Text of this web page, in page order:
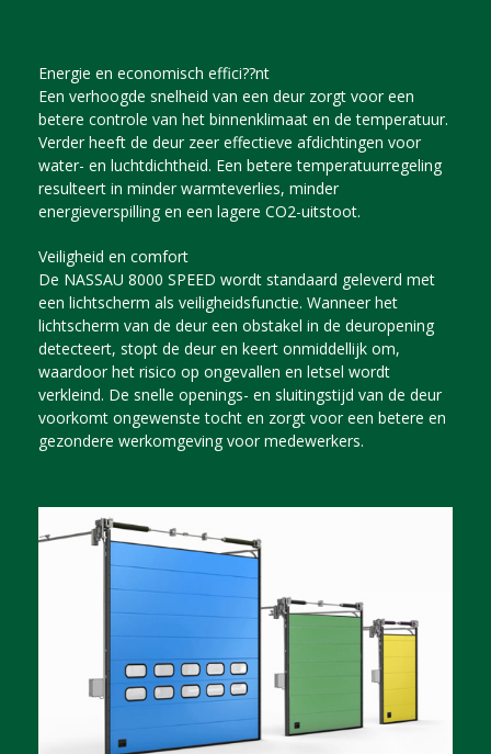
Energie en economisch effici??nt
Een verhoogde snelheid van een deur zorgt voor een
betere controle van het binnenklimaat en de temperatuur.
Verder heeft de deur zeer effectieve afdichtingen voor
water- en luchtdichtheid. Een betere temperatuurregeling
resulteert in minder warmteverlies, minder
energieverspilling en een lagere CO2-uitstoot.
Veiligheid en comfort
De NASSAU 8000 SPEED wordt standaard geleverd met
een lichtscherm als veiligheidsfunctie. Wanneer het
lichtscherm van de deur een obstakel in de deuropening
detecteert, stopt de deur en keert onmiddellijk om,
waardoor het risico op ongevallen en letsel wordt
verkleind. De snelle openings- en sluitingstijd van de deur
voorkomt ongewenste tocht en zorgt voor een betere en
gezondere werkomgeving voor medewerkers.